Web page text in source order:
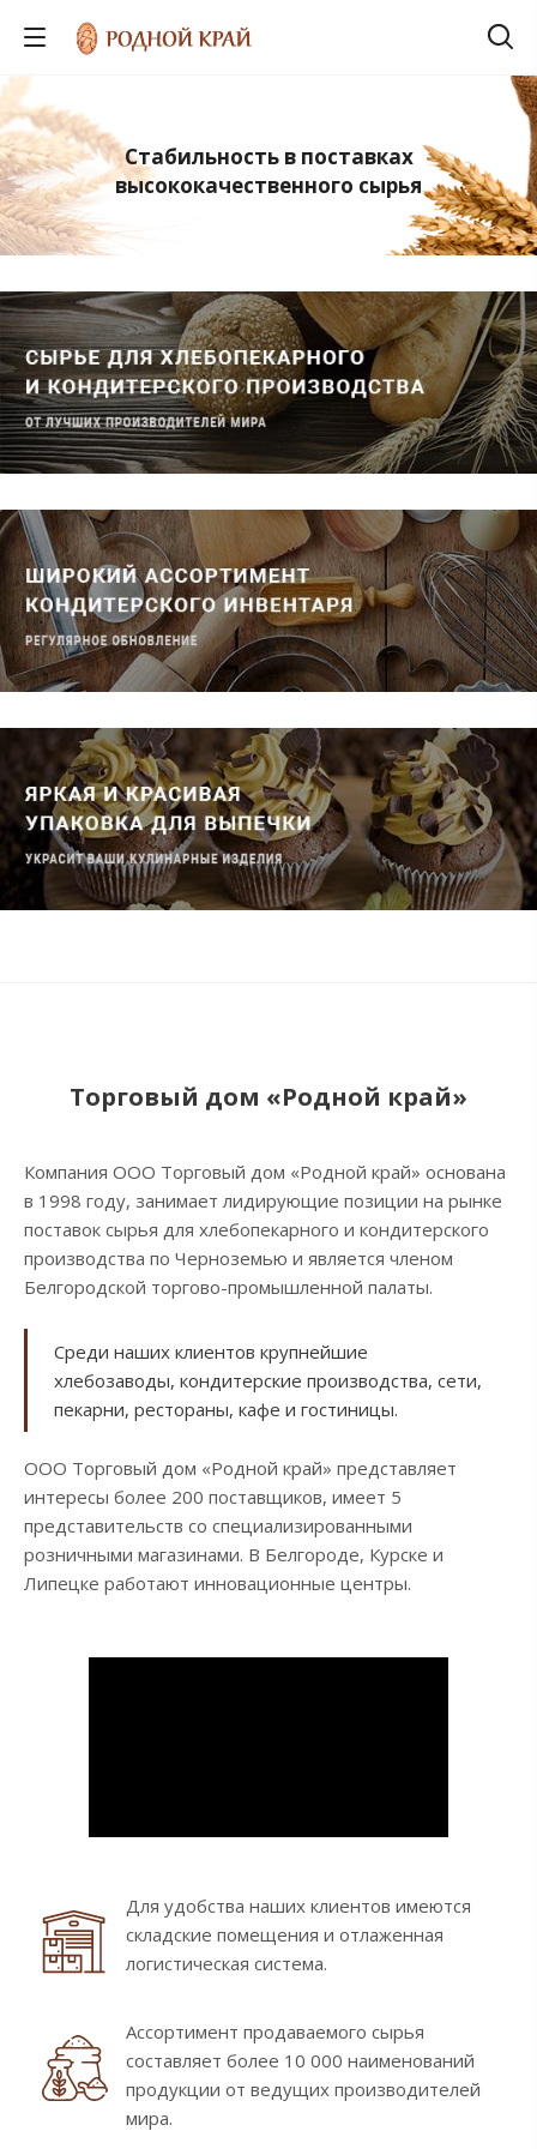
Стабильность в поставках
высококачественного сырья
Торговый дом «Родной край»
Компания ООО Торговый дом «Родной край» основана
в 1998 году, занимает лидирующие позиции на рынке
поставок сырья для хлебопекарного и кондитерского
производства по Черноземью и является членом
Белгородской торгово-промышленной палаты.
Среди наших клиентов крупнейшие
хлебозаводы, кондитерские производства, сети,
пекарни, рестораны, кафе и гостиницы.
ООО Торговый дом «Родной край» представляет
интересы более 200 поставщиков, имеет 5
представительств со специализированными
розничными магазинами. В Белгороде, Курске и
Липецке работают инновационные центры.
Для удобства наших клиентов имеются
складские помещения и отлаженная
логистическая система.
Ассортимент продаваемого сырья
составляет более 10 000 наименований
продукции от ведущих производителей
мира.